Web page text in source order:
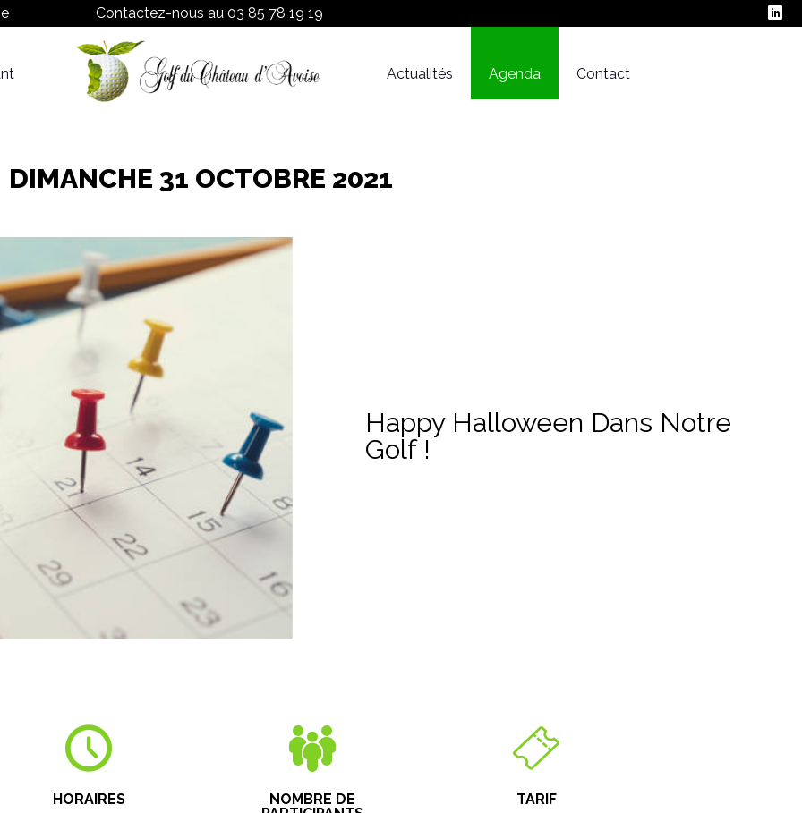
Contactez-nous au 03 85 78 19 19
Tarifs
Actualités Agenda Contact
DIMANCHE 31 OCTOBRE 2021
Happy Halloween Dans Notre
Golf !
HORAIRES
NOMBRE DE
TARIF